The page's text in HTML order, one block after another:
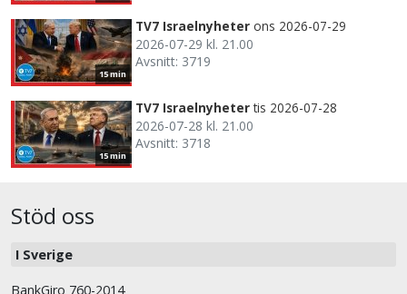
15 min
TV7 Israelnyheter ons 2026-07-29
2026-07-29 kl. 21.00
Avsnitt: 3719
15 min
TV7 Israelnyheter tis 2026-07-28
2026-07-28 kl. 21.00
Avsnitt: 3718
Stöd oss
I Sverige
BankGiro 760-2014